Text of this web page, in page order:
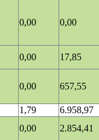
0,00 0,00
0,00
17,85
0,00 657,55
1,79
6.958,97
0,00
2.854,41